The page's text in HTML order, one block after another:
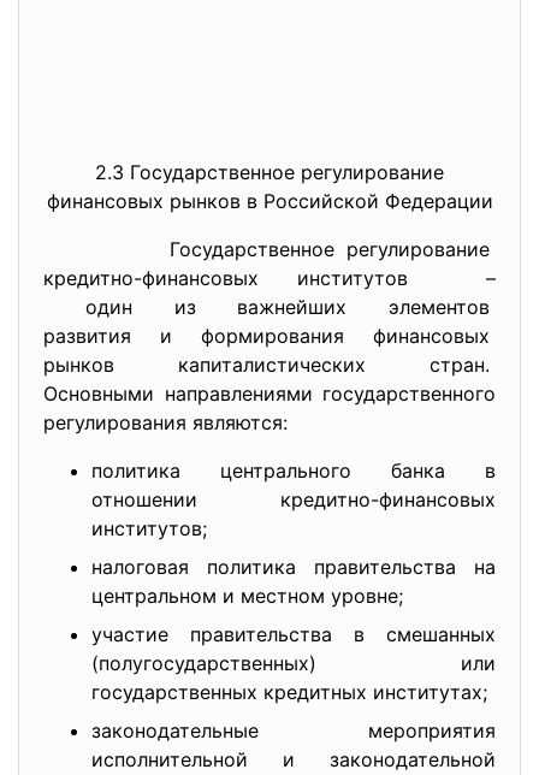
2.3 Государственное регулирование
финансовых рынков в Российской Федерации
Государственное регулирование
кредитно-финансовых институтов –
один из важнейших элементов
развития и формирования финансовых
рынков капиталистических стран.
Основными направлениями государственного
регулирования являются:
политика центрального банка в
отношении кредитно-финансовых
институтов;
налоговая политика правительства на
центральном и местном уровне;
участие правительства в смешанных
(полугосударственных) или
государственных кредитных институтах;
законодательные мероприятия
исполнительной и законодательной